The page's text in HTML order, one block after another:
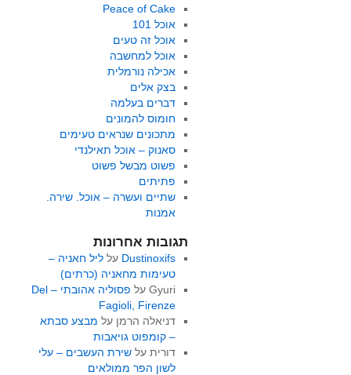
Peace of Cake
אוכל 101
אוכל זה טעים
אוכל למחשבה
אכילה נורמלית
בצק אלים
דברים בעלמה
חומוס להמונים
מתכונים שנראים טעימים
סאנוק – אוכל תאילנדי
פשוט מבשל פשוט
פתיתים
שתיים ועשרה – אוכל. שירה.
אמנות
תגובות אחרונות
Dustinoxifs על ליל חאניה –
טעימות מחאניה (כרתים)
Gyuriעל
פסוליה אהובתי – Del
Fagioli, Firenze
דניאלה הרמן על מבצע סבתא
– קומפוט גויאבות
דוריתעל שירת העשבים – עלי
לשון הפר ממולאים